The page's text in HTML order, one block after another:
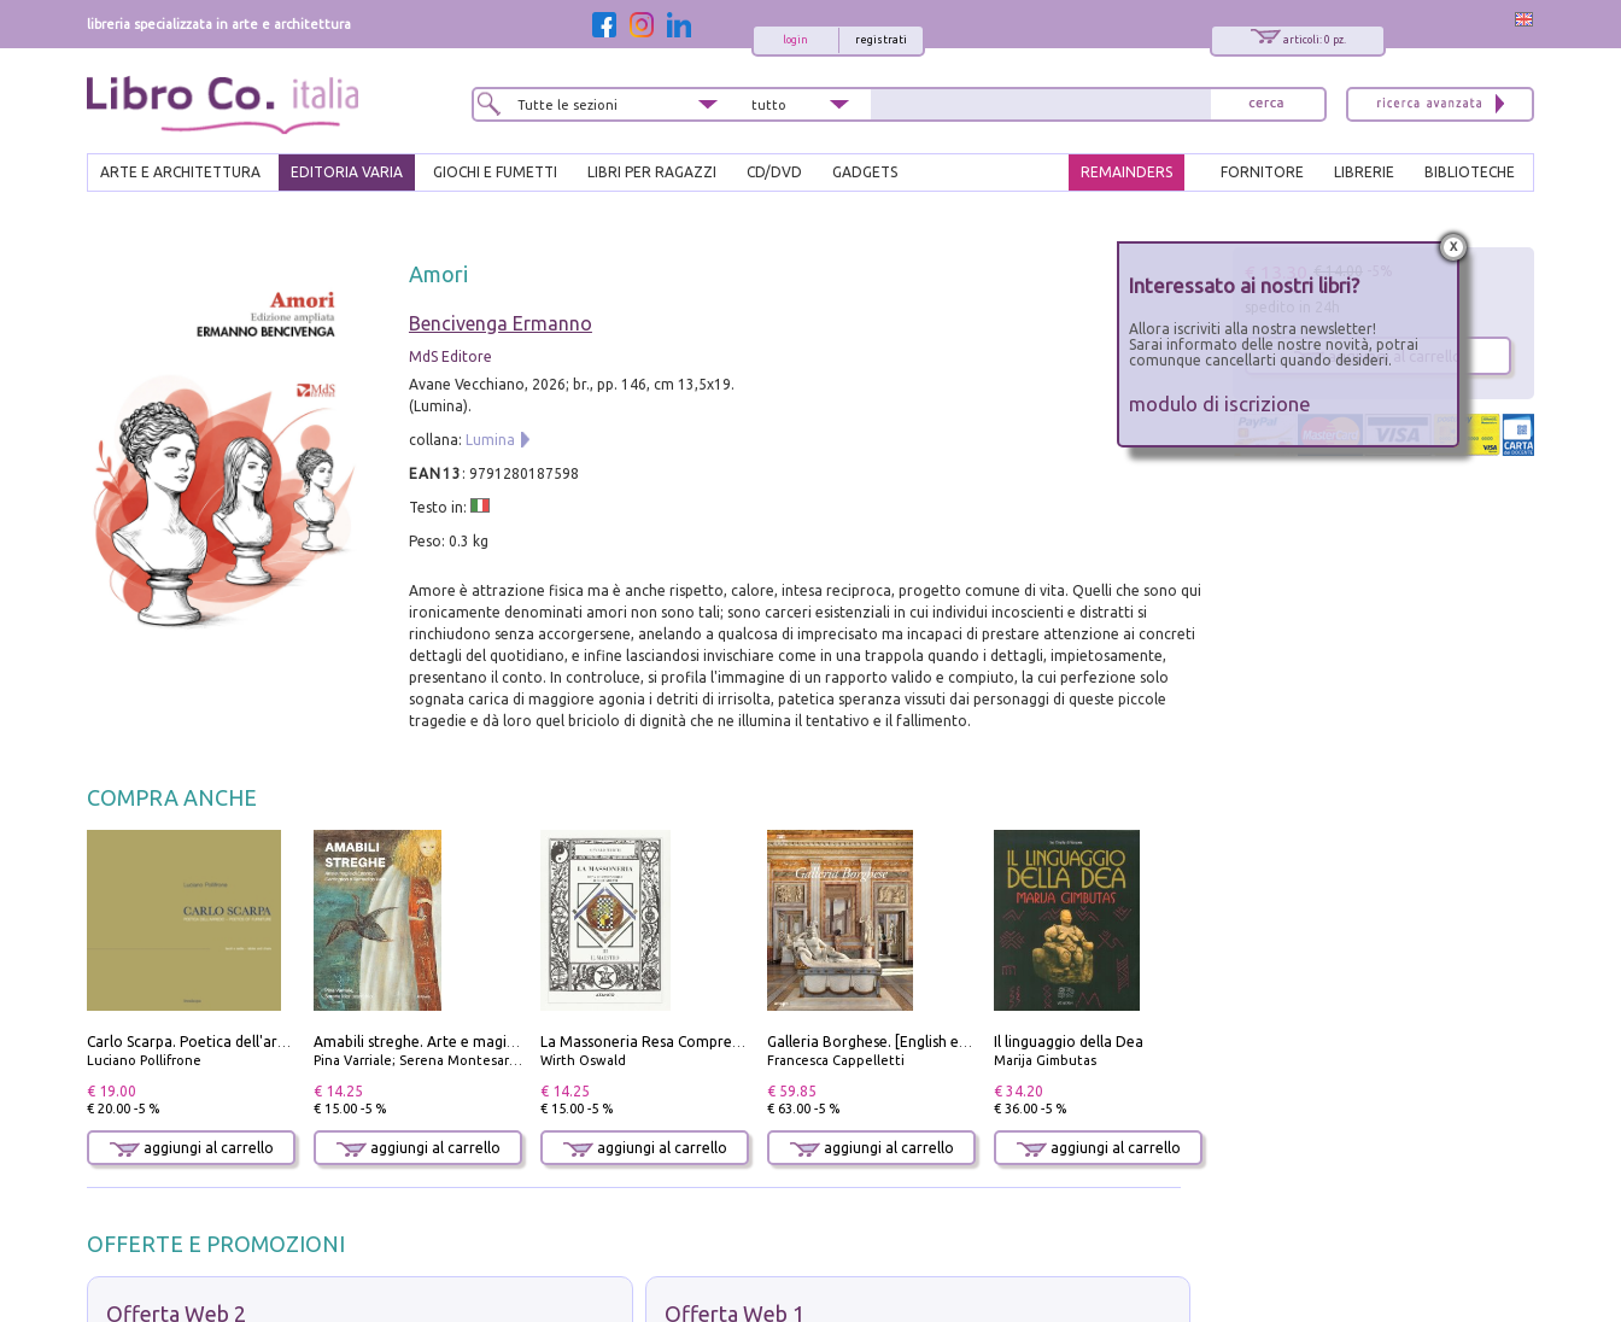
libreria specializzata in arte e architettura
articoli: 0 pz.
registrati
login
ARTE E ARCHITETTURA EDITORIA VARIA GIOCHI E FUMETTI LIBRI PER RAGAZZI CD/DVD GADGETS BIBLIOTECHE
LIBRERIE
FORNITORE
REMAINDERS
Amori
Bencivenga Ermanno
MdS Editore
Avane Vecchiano, 2026; br., pp. 146, cm 13,5x19.
(Lumina).
collana: Lumina
EAN13 : 9791280187598
Testo in:
Peso: 0.3 kg
Amore è attrazione fisica ma è anche rispetto, calore, intesa reciproca, progetto comune di vita. Quelli che sono qui
ironicamente denominati amori non sono tali; sono carceri esistenziali in cui individui incoscienti e distratti si
rinchiudono senza accorgersene, anelando a qualcosa di imprecisato ma incapaci di prestare attenzione ai concreti
dettagli del quotidiano, e infine lasciandosi invischiare come in una trappola quando i dettagli, impietosamente,
presentano il conto. In controluce, si profila l'immagine di un rapporto valido e compiuto, la cui perfezione solo
sognata carica di maggiore agonia i detriti di irrisolta, patetica speranza vissuti dai personaggi di queste piccole
tragedie e dà loro quel briciolo di dignità che ne illumina il tentativo e il fallimento.
COMPRA ANCHE
Luciano Pollifrone
€ 19.00
€ 20.00 -5 %
aggiungi al carrello
Pina Varriale; Serena Montesarchio
€ 14.25
€ 15.00 -5 %
aggiungi al carrello
Wirth Oswald
€ 14.25
€ 15.00 -5 %
aggiungi al carrello
Francesca Cappelletti
€ 59.85
€ 63.00 -5 %
aggiungi al carrello
Il linguaggio della Dea
Marija Gimbutas
€ 34.20
€ 36.00 -5 %
aggiungi al carrello
OFFERTE E PROMOZIONI
Offerta Web 2 Offerta Web 1
€ 13.30
aggiungi al carrello
x
Interessato ai nostri libri?
Allora iscriviti alla nostra newsletter!
Sarai informato delle nostre novità, potrai
comunque cancellarti quando desideri.
modulo di iscrizione